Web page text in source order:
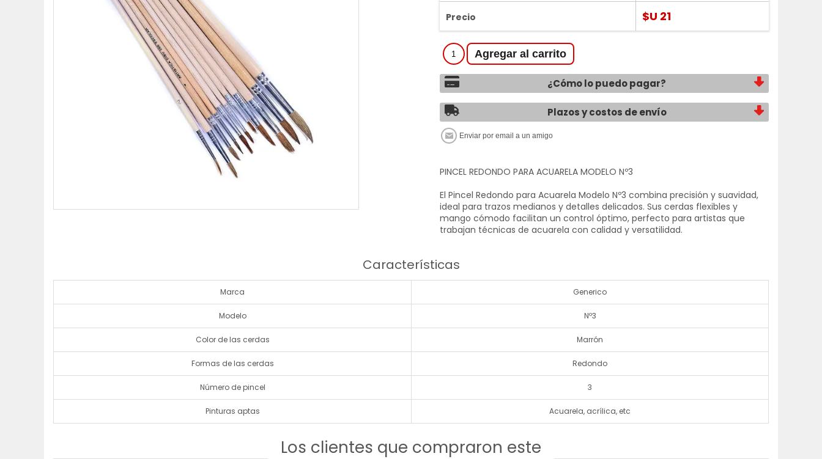
Precio $U 21
¿Cómo lo puedo pagar?
Plazos y costos de envío
PINCEL REDONDO PARA ACUARELA MODELO Nº3
El Pincel Redondo para Acuarela Modelo Nº3 combina precisión y suavidad,
ideal para trazos medianos y detalles delicados. Sus cerdas flexibles y
mango cómodo facilitan un control óptimo, perfecto para artistas que
trabajan técnicas de acuarela con calidad y versatilidad.
Características
Marca Generico
Modelo Nº3
Color de las cerdas Marrón
Formas de las cerdas Redondo
Número de pincel 3
Pinturas aptas Acuarela, acrílica, etc
Los clientes que compraron este